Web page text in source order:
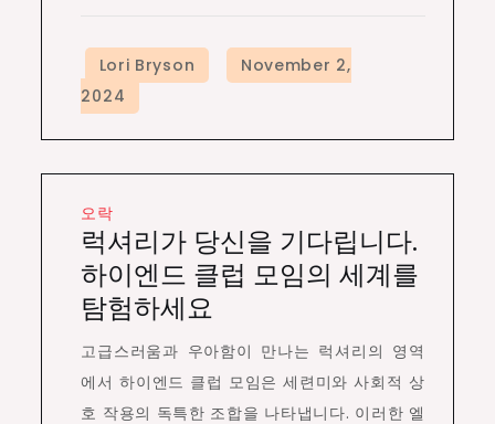
오락
럭셔리가 당신을 기다립니다.
하이엔드 클럽 모임의 세계를
탐험하세요
고급스러움과 우아함이 만나는 럭셔리의 영역
에서 하이엔드 클럽 모임은 세련미와 사회적 상
호 작용의 독특한 조합을 나타냅니다. 이러한 엘